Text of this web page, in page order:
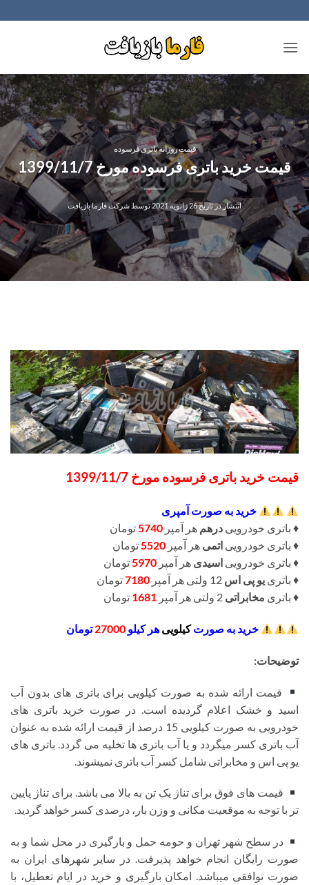
to
content
قیمت روزانه باتری فرسوده
قیمت خرید باتری فرسوده مورخ 1399/11/7
انتشار در تاریخ26 ژانویه 2021 توسط شرکت فارما بازیافت
قیمت خرید باتری فرسوده مورخ 1399/11/7
خرید به صورت آمپری
♦️ باتری خودرویی درهم هر آمپر 5740تومان
♦️ باتری خودرویی اتمی هر آمپر 5520تومان
♦️ باتری خودرویی اسیدی هر آمپر 5970تومان
♦️ باتری یو پی اس 7180تومان
♦️ باتری مخابراتی 1681 تومان
خرید به صورتکیلویی هر کیلو 27000تومان
توضیحات:
قیمت ارائه شده به صورت کیلویی برای باتری های بدون آب
اسید و خشک اعلام گردیده است. در صورت خرید باتری های
خودرویی به صورت کیلویی 15 درصد از قیمت ارائه شده به عنوان
آب باتری کسر میگردد و یا آب باتری ها تخلیه می گردد. باتری های
یو پی اس و مخابراتی شامل کسر آب باتری نمیشوند.
قیمت های فوق برای تناژ یک تن به بالا می باشد. برای تناژ پایین
تر با توجه به موقعیت مکانی و وزن بار، درصدی کسر خواهد گردید.
در سطح شهر تهران و حومه حمل و بارگیری در محل شما و به
صورت رایگان انجام خواهد پذیرفت. در سایر شهرهای ایران به
صورت توافقی میباشد. امکان بارگیری و خرید در ایام تعطیل، با